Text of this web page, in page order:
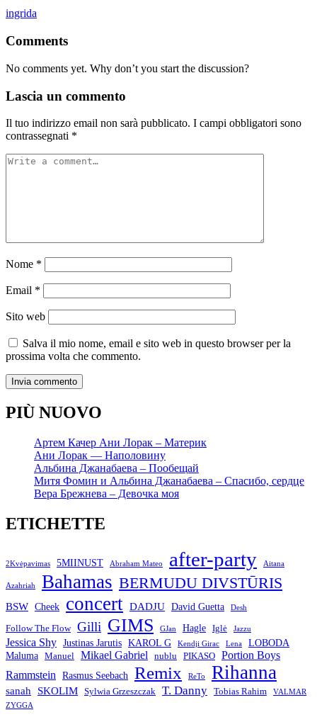
Posted
ingrida
Comments
No comments yet. Why don’t you start the discussion?
Lascia un commento
Il tuo indirizzo email non sarà pubblicato. I campi obbligatori sono
contrassegnati *
Nome *
Email *
Sito web
Salva il mio nome, email e sito web in questo browser per la
prossima volta che commento.
PIÙ NUOVO
Артем Качер Ани Лорак – Материк
Ани Лорак — Наполовину
Альбина Джанабаева – Пообещай
Митя Фомин и Альбина Джанабаева – Спасибо, сердце
Вера Брежнева – Девочка моя
ETICHETTE
2Kvėpavimas 5MIINUST Abraham Mateo after-party Aitana
Azahriah Bahamas BERMUDU DIVSTŪRIS
BSW Cheek concert DADJU David Guetta Desh
Follow The Flow Gilli GIMS GJan Hagle Iglė Jazzu
Jessica Shy Justinas Jarutis KAROL G Kendji Girac Lena LOBODA
Maluma Manuel Mikael Gabriel nublu PIKASO
Portion Boys
Rammstein
Rasmus Seebach Remix ReTo Rihanna
sanah SKOLIM Sylwia Grzeszczak T. Danny Tobias Rahim VALMAR
ZYGGA